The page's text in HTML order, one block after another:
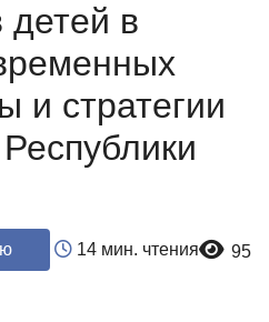
в
и стратегии
14 мин. чтения 95